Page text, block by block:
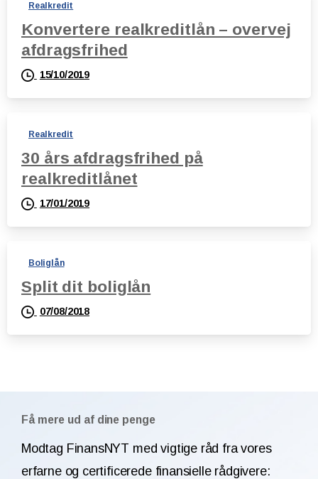
Realkredit
Konvertere realkreditlån – overvej
afdragsfrihed
15/10/2019
Realkredit
30 års afdragsfrihed på
realkreditlånet
17/01/2019
Boliglån
Split dit boliglån
07/08/2018
Få mere ud af dine penge
Modtag FinansNYT med vigtige råd fra vores
erfarne og certificerede finansielle rådgivere: